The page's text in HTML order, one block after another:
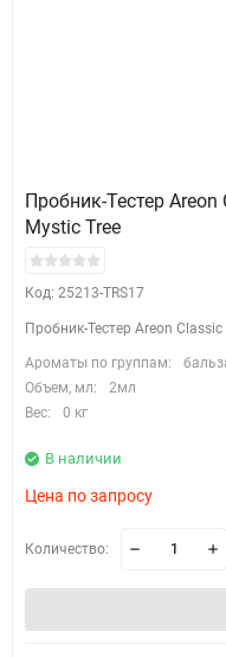
Пробник-Тестер
Mystic Tree
Код: 25213-TRS17
Пробник-Тестер Areon
Ароматы по группам:
Объем, мл:
2мл
Вес:
0 кг
В наличии
Цена по запросу
Количество: